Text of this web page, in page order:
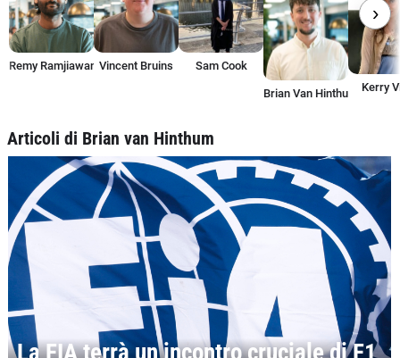
Remy Ramjiawan Vincent Bruins Sam Cook
Brian Van Hinthum
Kerry
›
Articoli di Brian van Hinthum